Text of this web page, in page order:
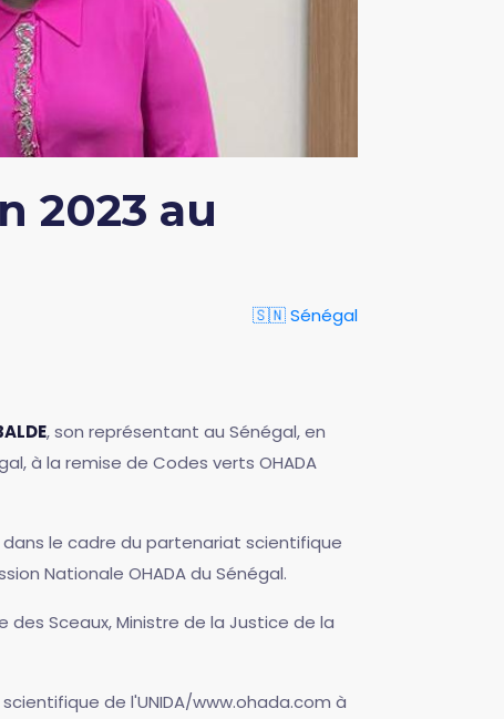
2023 au
🇸🇳 Sénégal
, son représentant au Sénégal, en
à la remise de Codes verts OHADA
le cadre du partenariat scientifique
Nationale OHADA du Sénégal.
des Sceaux, Ministre de la Justice de la
de l'UNIDA/www.ohada.com à